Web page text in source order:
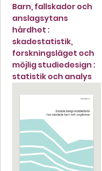
Barn, fallskador och
anslagsytans
hårdhet :
skadestatistik,
forskningsläget och
möjlig studiedesign :
statistik och analys